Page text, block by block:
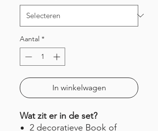
Aantal *
In winkelwagen
Wat zit er in de set?
2 decoratieve Book of